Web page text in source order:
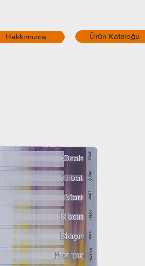
Hakkımızda Ürün Kataloğu